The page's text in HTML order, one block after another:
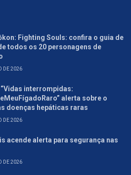
Fighting Souls: confira o guia de
todos os 20 personagens de
DE 2026
“Vidas interrompidas:
alerta sobre o
doenças hepáticas raras
DE 2026
acende alerta para segurança nas
DE 2026